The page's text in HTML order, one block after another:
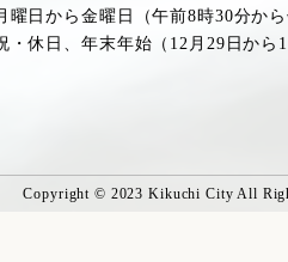
曜日から金曜日（午前8時30分か
・休日、年末年始（12月29日から
Copyright © 2023 Kikuchi City All